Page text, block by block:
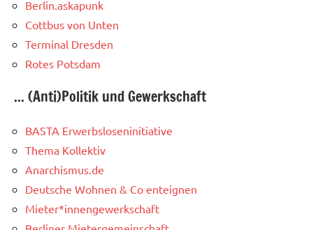
Berlin.askapunk
Cottbus von Unten
Terminal Dresden
Rotes Potsdam
... (Anti)Politik und Gewerkschaft
BASTA Erwerbsloseninitiative
Thema Kollektiv
Anarchismus.de
Deutsche Wohnen & Co enteignen
Mieter*innengewerkschaft